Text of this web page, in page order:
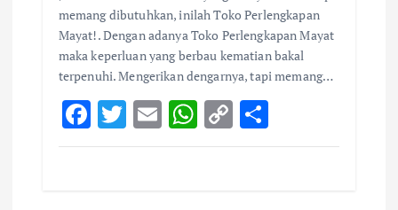
memang dibutuhkan, inilah Toko Perlengkapan
Mayat!. Dengan adanya Toko Perlengkapan Mayat
maka keperluan yang berbau kematian bakal
terpenuhi. Mengerikan dengarnya, tapi memang…
F
ac
T
w
E
m
W
h
C
o
S
h